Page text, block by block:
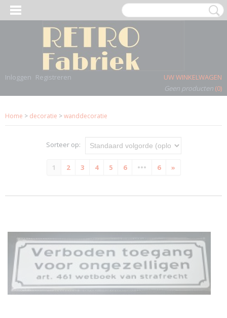
Inloggen Registreren
UW WINKELWAGEN
Geen producten (0)
Home > decoratie >wanddecoratie
Sorteer op:
1 2 3 4 5 6 ••• 6 »